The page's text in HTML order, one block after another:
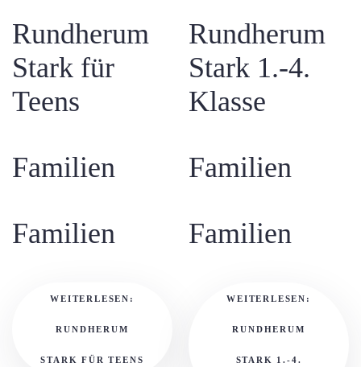
Rundherum
Stark für
Teens
Familien
Familien
WEITERLESEN:
RUNDHERUM
STARK FÜR TEENS
Rundherum
Stark 1.-4.
Klasse
Familien
Familien
WEITERLESEN:
RUNDHERUM
STARK 1.-4.